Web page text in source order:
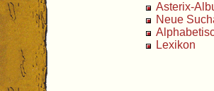
Asterix-
Neue
Lexikon